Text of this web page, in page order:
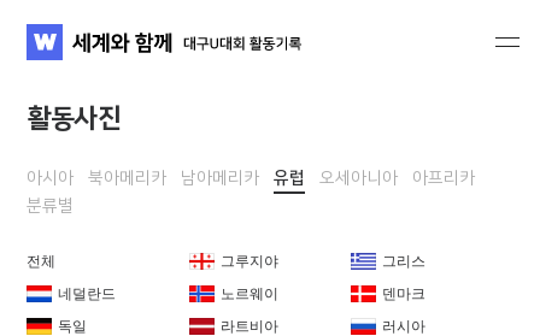
WATV세계와 함께 대구U대회 활동기록
활동사진
아시아 북아메리카 남아메리카 유럽 오세아니아
아프리카
분류별
전체 그루지야
그리스
네덜란드
노르웨이
덴마크
독일
라트비아
러시아